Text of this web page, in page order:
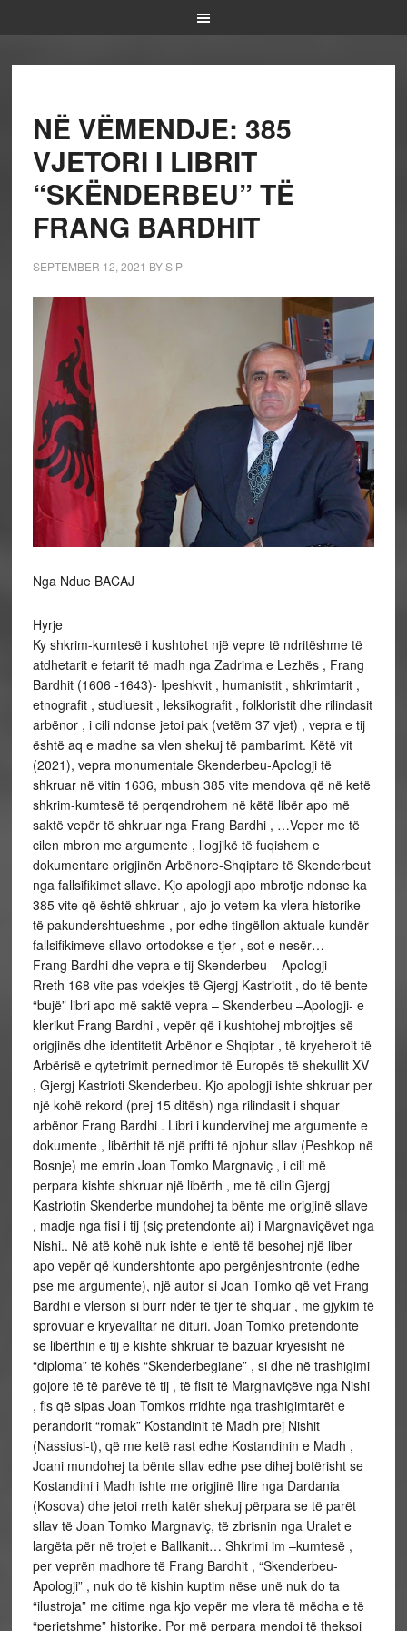
NË VËMENDJE: 385
VJETORI I LIBRIT
“SKËNDERBEU” TË
FRANG BARDHIT
SEPTEMBER 12, 2021 BYS P
Nga Ndue BACAJ
Hyrje
Ky shkrim-kumtesë i kushtohet një vepre të ndritëshme të
atdhetarit e fetarit të madh nga Zadrima e Lezhës , Frang
Bardhit (1606 -1643)- Ipeshkvit , humanistit , shkrimtarit ,
etnografit , studiuesit , leksikografit , folkloristit dhe rilindasit
arbënor , i cili ndonse jetoi pak (vetëm 37 vjet) , vepra e tij
është aq e madhe sa vlen shekuj të pambarimt. Këtë vit
(2021), vepra monumentale Skenderbeu-Apologji të
shkruar në vitin 1636, mbush 385 vite mendova që në ketë
shkrim-kumtesë të perqendrohem në këtë libër apo më
saktë vepër të shkruar nga Frang Bardhi , …Veper me të
cilen mbron me argumente , llogjikë të fuqishem e
dokumentare origjinën Arbënore-Shqiptare të Skenderbeut
nga fallsifikimet sllave. Kjo apologji apo mbrotje ndonse ka
385 vite që është shkruar , ajo jo vetem ka vlera historike
të pakundershtueshme , por edhe tingëllon aktuale kundër
fallsifikimeve sllavo-ortodokse e tjer , sot e nesër…
Frang Bardhi dhe vepra e tij Skenderbeu – Apologji
Rreth 168 vite pas vdekjes të Gjergj Kastriotit , do të bente
“bujë” libri apo më saktë vepra – Skenderbeu –Apologji- e
klerikut Frang Bardhi , vepër që i kushtohej mbrojtjes së
origjinës dhe identitetit Arbënor e Shqiptar , të kryeheroit të
Arbërisë e qytetrimit pernedimor të Europës të shekullit XV
, Gjergj Kastrioti Skenderbeu. Kjo apologji ishte shkruar per
një kohë rekord (prej 15 ditësh) nga rilindasit i shquar
arbënor Frang Bardhi . Libri i kundervihej me argumente e
dokumente , libërthit të një prifti të njohur sllav (Peshkop në
Bosnje) me emrin Joan Tomko Margnaviç , i cili më
perpara kishte shkruar një libërth , me të cilin Gjergj
Kastriotin Skenderbe mundohej ta bënte me origjinë sllave
, madje nga fisi i tij (siç pretendonte ai) i Margnaviçëvet nga
Nishi.. Në atë kohë nuk ishte e lehtë të besohej një liber
apo vepër që kundershtonte apo pergënjeshtronte (edhe
pse me argumente), një autor si Joan Tomko që vet Frang
Bardhi e vlerson si burr ndër të tjer të shquar , me gjykim të
sprovuar e kryevalltar në dituri. Joan Tomko pretendonte
se libërthin e tij e kishte shkruar të bazuar kryesisht në
“diploma” të kohës “Skenderbegiane” , si dhe në trashigimi
gojore të të parëve të tij , të fisit të Margnaviçëve nga Nishi
, fis që sipas Joan Tomkos rridhte nga trashigimtarët e
perandorit “romak” Kostandinit të Madh prej Nishit
(Nassiusi-t), që me ketë rast edhe Kostandinin e Madh ,
Joani mundohej ta bënte sllav edhe pse dihej botërisht se
Kostandini i Madh ishte me origjinë Ilire nga Dardania
(Kosova) dhe jetoi rreth katër shekuj përpara se të parët
sllav të Joan Tomko Margnaviç, të zbrisnin nga Uralet e
largëta për në trojet e Ballkanit… Shkrimi im –kumtesë ,
per veprën madhore të Frang Bardhit , “Skenderbeu-
Apologji” , nuk do të kishin kuptim nëse unë nuk do ta
“ilustroja” me citime nga kjo vepër me vlera të mëdha e të
“perjetshme” historike. Por më perpara mendoj të theksoj